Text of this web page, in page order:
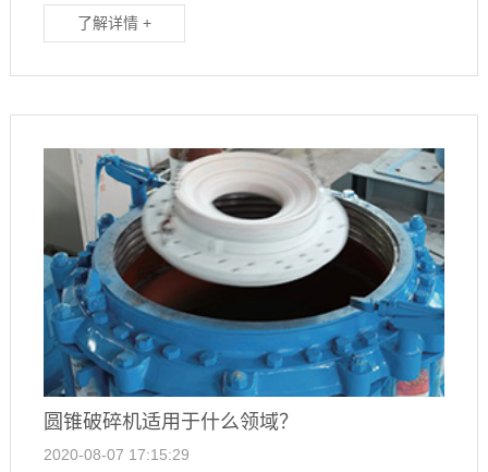
了解详情 +
圆锥破碎机适用于什么领域？
2020-08-07 17:15:29